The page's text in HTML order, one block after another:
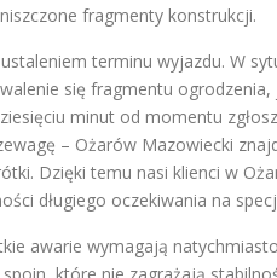
fragmenty konstrukcji.
terminu wyjazdu. W
się fragmentu
minut od momentu
– Ożarów Mazowiecki
Dzięki temu nasi klienci w
długiego oczekiwania na
awarie wymagają